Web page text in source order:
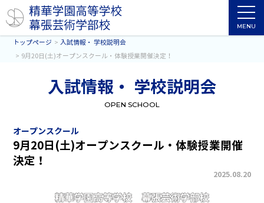
MENU
トップページ
入試情報・ 学校説明会
9月20日(土)オープンスクール・体験授業開催決定！
入試情報・ 学校説明会
OPEN SCHOOL
オープンスクール
9月20日(土)オープンスクール・体験授業開催
決定！
2025.08.20